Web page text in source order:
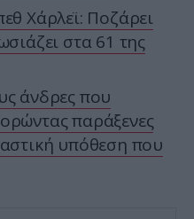
Χάρλεϊ: Ποζάρει
στα 61 της
άνδρες που
παράξενες
υπόθεση που